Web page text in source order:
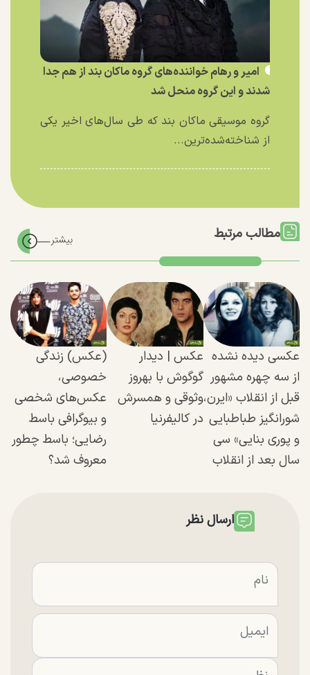
امیر و رهام خواننده‌های گروه ماکان بند از هم جدا
شدند و این گروه منحل شد
گروه موسیقی ماکان بند که طی سال‌های اخیر یکی
از شناخته‌شده‌ترین...
مطالب مرتبط
عکسی دیده نشده
از سه چهره مشهور
قبل از انقلاب «ایرن،
شورانگیز طباطبایی
و پوری بنایی» سی
سال بعد از انقلاب
عکس | دیدار
گوگوش با بهروز
وثوقی و همسرش
در کالیفرنیا
(عکس) زندگی
خصوصی،
عکس‌های شخصی
و بیوگرافی باسط
رضایی؛ باسط چطور
معروف شد؟
ارسال نظر